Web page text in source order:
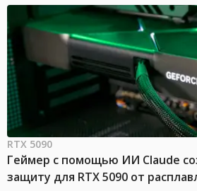
RTX 5090
Геймер с помощью ИИ Claude
защиту для RTX 5090 от